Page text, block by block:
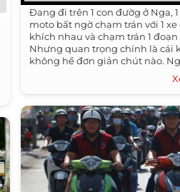
Đang đi trên 1 con đườg ở Nga,
moto bất ngờ chạm trán với 1 xe
khích nhau và chạm trán 1 đoạn
Nhưng quan trọng chính là cái
không hề đơn giản chút nào.